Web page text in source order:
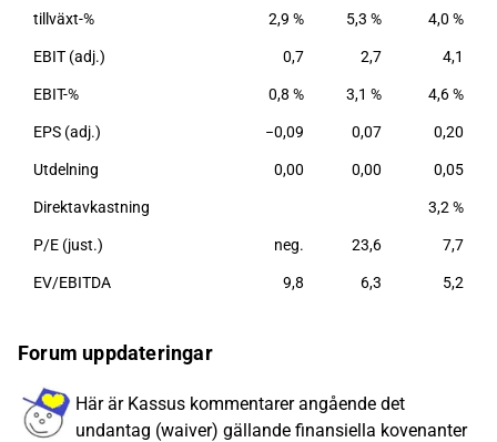
inom Norden.
tillväxt-% 2,9 % 5,3 % 4,0 %
EBIT (adj.) 0,7 2,7 4,1
EBIT-% 0,8 % 3,1 % 4,6 %
EPS (adj.) −0,09 0,07 0,20
Utdelning 0,00 0,00 0,05
Direktavkastning 3,2 %
P/E (just.) neg. 23,6 7,7
EV/EBITDA 9,8 6,3 5,2
Forum uppdateringar
Här är Kassus kommentarer angående det
undantag (waiver) gällande finansiella kovenanter